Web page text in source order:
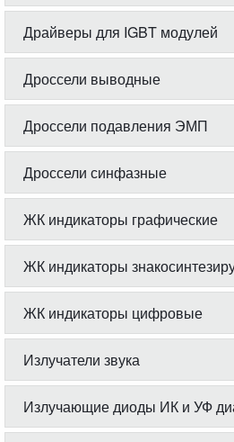
Драйверы для IGBT модулей
Дроссели выводные
Дроссели подавления ЭМП
Дроссели синфазные
ЖК индикаторы графические
ЖК индикаторы
ЖК индикаторы цифровые
Излучатели звука
Излучающие диоды ИК и УФ